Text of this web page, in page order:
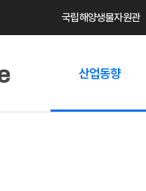
국립해양생물자원관
산업동향